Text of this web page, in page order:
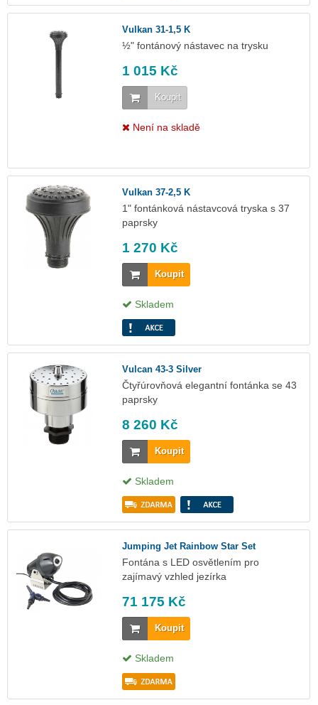
Vulkan 31-1,5 K
½" fontánový nástavec na trysku
1 015 Kč
Koupit
Není na skladě
Vulkan 37-2,5 K
1" fontánková nástavcová tryska s 37
paprsky
1 270 Kč
Koupit
Skladem
Vulcan 43-3 Silver
Čtyřúrovňová elegantní fontánka se 43
paprsky
8 260 Kč
Koupit
Skladem
Jumping Jet Rainbow Star Set
Fontána s LED osvětlením pro
zajímavý vzhled jezírka
71 175 Kč
Koupit
Skladem